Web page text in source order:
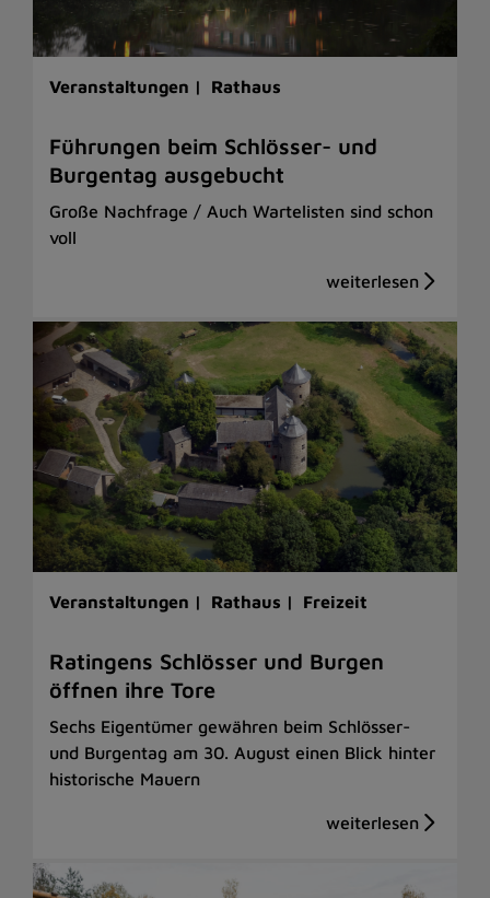
Veranstaltungen | Rathaus
Führungen beim Schlösser- und
Burgentag ausgebucht
Große Nachfrage / Auch Wartelisten sind schon
voll
Veranstaltungen | Rathaus | Freizeit
Ratingens Schlösser und Burgen
öffnen ihre Tore
Sechs Eigentümer gewähren beim Schlösser-
und Burgentag am 30. August einen Blick hinter
historische Mauern